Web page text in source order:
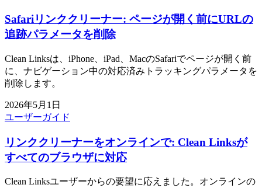
Safariリンククリーナー: ページが開く前にURLの
追跡パラメータを削除
Clean Linksは、iPhone、iPad、MacのSafariでページが開く前
に、ナビゲーション中の対応済みトラッキングパラメータを
削除します。
2026年5月1日
ユーザーガイド
リンククリーナーをオンラインで: Clean Linksが
すべてのブラウザに対応
Clean Linksユーザーからの要望に応えました。オンラインの